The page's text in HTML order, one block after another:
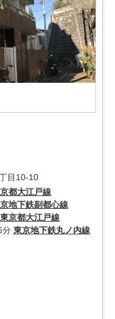
目10-10
都大江戸線
地下鉄副都心線
東京都大江戸線
分 東京地下鉄丸ノ内線